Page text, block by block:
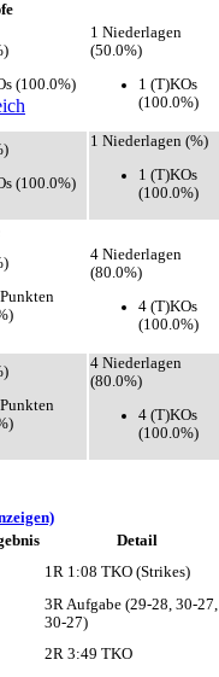
(100.0%)
1 Niederlagen
(50.0%)
1 (T)KOs
(100.0%)
(100.0%)
1 Niederlagen (%)
1 (T)KOs
(100.0%)
4 Niederlagen
(80.0%)
4 (T)KOs
(100.0%)
4 Niederlagen
(80.0%)
4 (T)KOs
(100.0%)
Detail
1R 1:08 TKO (Strikes)
3R Aufgabe (29-28, 30-27,
30-27)
2R 3:49 TKO